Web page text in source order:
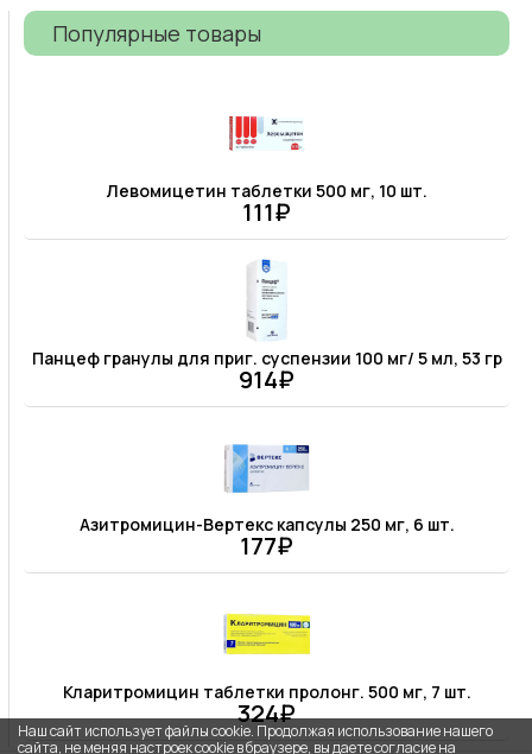
Популярные товары
Левомицетин таблетки 500 мг, 10 шт.
111₽
Панцеф гранулы для приг. суспензии 100 мг/ 5 мл, 53 гр
914₽
Азитромицин-Вертекс капсулы 250 мг, 6 шт.
177₽
Кларитромицин таблетки пролонг. 500 мг, 7 шт.
324₽
Наш сайт использует файлы cookie. Продолжая использование нашего
сайта, не меняя настроек cookie в браузере, вы даете согласие на